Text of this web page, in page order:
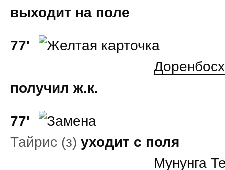
выходит на поле
77'
получил ж.к.
77'
Тайрис (з) уходит с поля
Мунунга